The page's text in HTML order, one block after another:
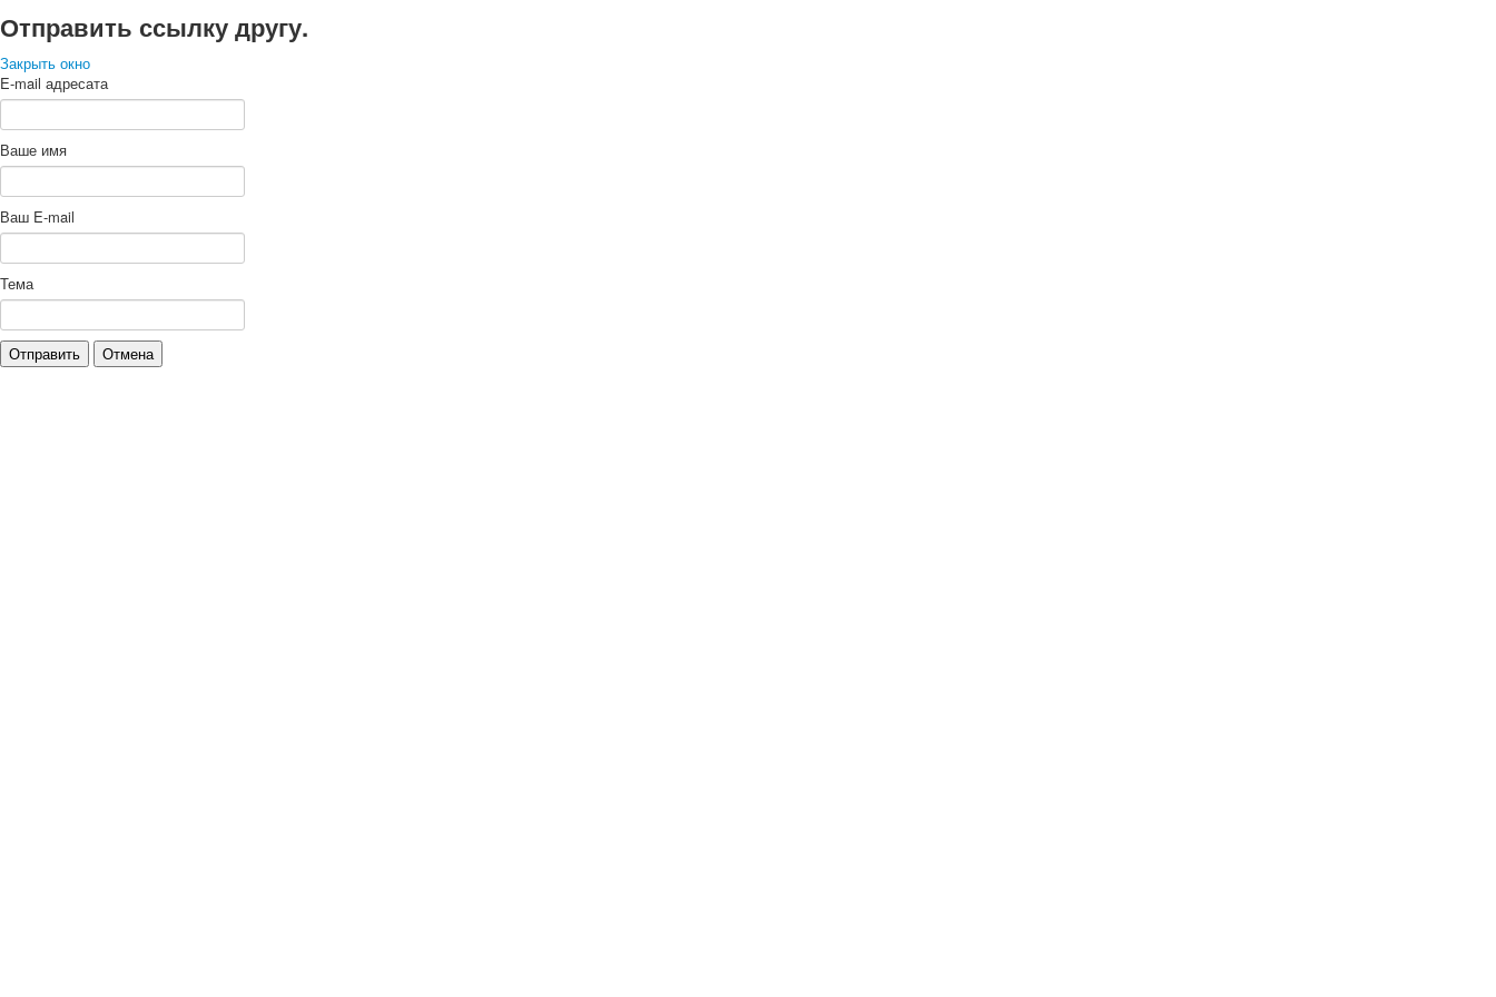
Отправить ссылку другу.
Закрыть окно
E-mail адресата
Ваше имя
Ваш E-mail
Тема
Отправить Отмена